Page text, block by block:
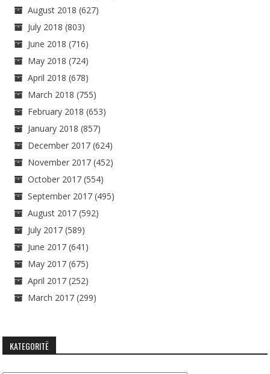
August 2018 (627)
July 2018 (803)
June 2018 (716)
May 2018 (724)
April 2018 (678)
March 2018 (755)
February 2018 (653)
January 2018 (857)
December 2017 (624)
November 2017 (452)
October 2017 (554)
September 2017 (495)
August 2017 (592)
July 2017 (589)
June 2017 (641)
May 2017 (675)
April 2017 (252)
March 2017 (299)
KATEGORITË